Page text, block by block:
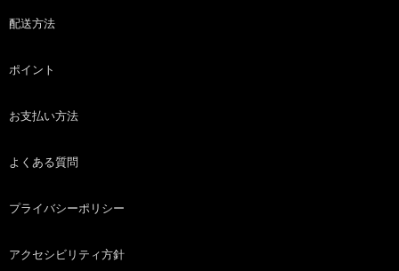
配送方法
ポイント
お支払い方法
よくある質問
プライバシーポリシー
アクセシビリティ方針